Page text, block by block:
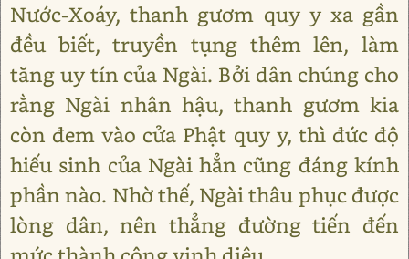
Nước-Xoáy, thanh gươm quy y xa gần
đều biết, truyền tụng thêm lên, làm
tăng uy tín của Ngài. Bởi dân chúng cho
rằng Ngài nhân hậu, thanh gươm kia
còn đem vào cửa Phật quy y, thì đức độ
hiếu sinh của Ngài hẳn cũng đáng kính
phần nào. Nhờ thế, Ngài thâu phục được
lòng dân, nên thẳng đường tiến đến